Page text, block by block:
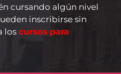
cursando algún nivel
inscribirse sin
los cursos para